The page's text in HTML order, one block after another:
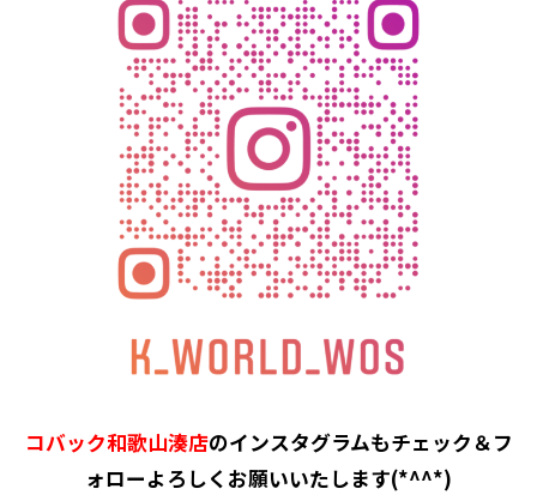
コバック和歌山湊店のインスタグラムもチェック＆フ
ォローよろしくお願いいたします(*^^*)